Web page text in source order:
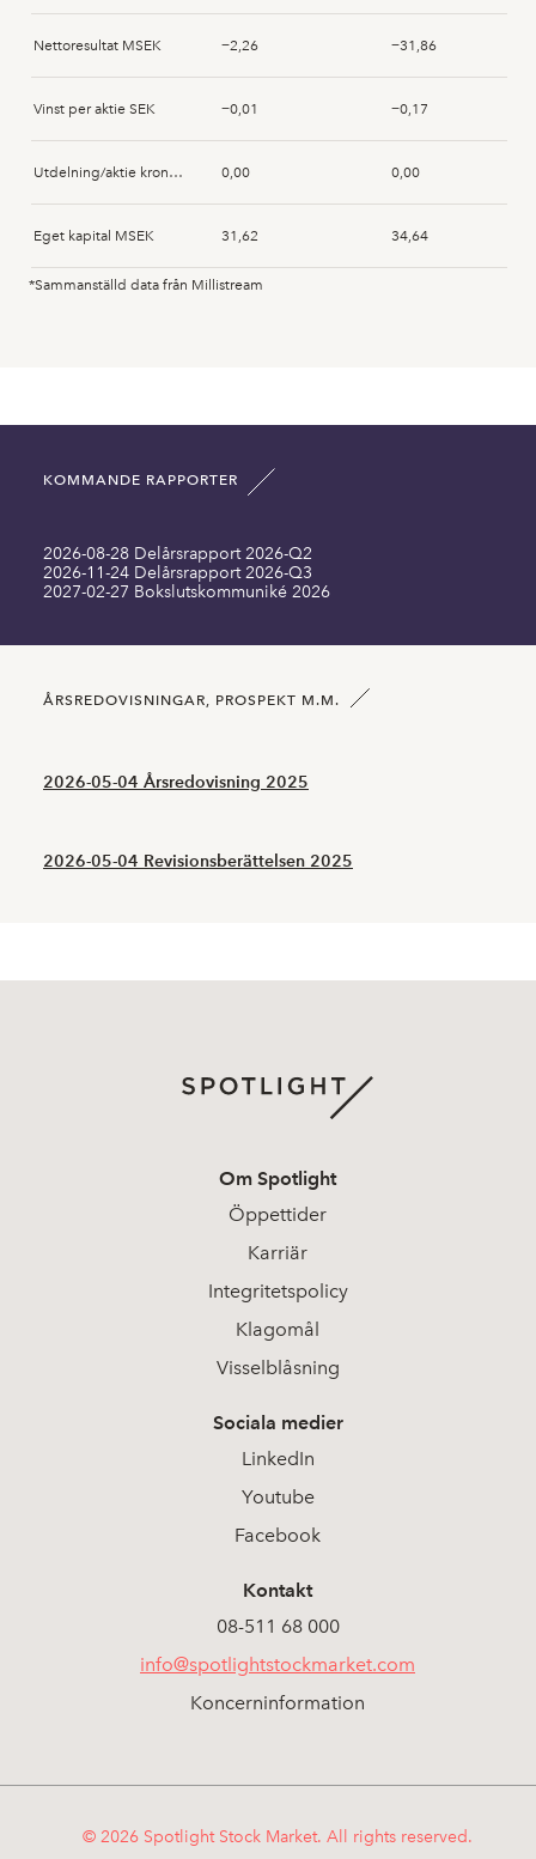
Nettoresultat MSEK −2,26 −31,86
Vinst per aktie SEK −0,01 −0,17
Utdelning/aktie kronor SEK 0,00 0,00
Eget kapital MSEK 31,62 34,64
Omsättningstillgångar MSEK 2,10 5,25
Summa tillgångar MSEK 35,64
Långfristiga skulder inklusive MSEK 2,57
*Sammanställd data från Millistream
KOMMANDE RAPPORTER
2026-08-28 Delårsrapport 2026-Q2
2026-11-24 Delårsrapport 2026-Q3
2027-02-27 Bokslutskommuniké 2026
ÅRSREDOVISNINGAR, PROSPEKT M.M.
2026-05-04 Årsredovisning 2025
2026-05-04 Revisionsberättelsen 2025
Om Spotlight
Öppettider
Karriär
Integritetspolicy
Klagomål
Visselblåsning
Sociala medier
LinkedIn
Youtube
Facebook
Kontakt
08-511 68 000
info@spotlightstockmarket.com
Koncerninformation
© 2026 Spotlight Stock Market. All rights reserved.